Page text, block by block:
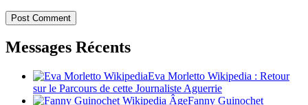
Messages Récents
Eva Morletto Wikipedia : Retour
sur le Parcours de cette Journaliste Aguerrie
Fanny Guinochet